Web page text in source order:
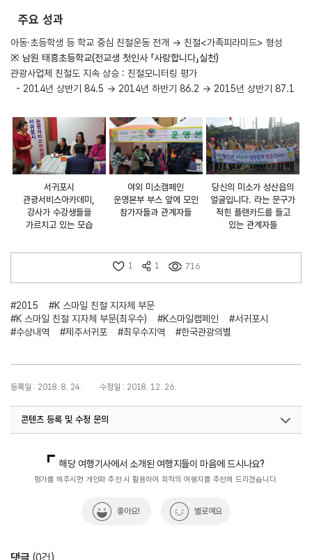
주요 성과
아동․초등학생 등 학교 중심 친절운동 전개 → 친절<가족피라미드> 형성
※ 남원 태흥초등학교(전교생 첫인사 「사랑합니다」실천)
관광사업체 친절도 지속 상승 : 친절모니터링 평가
- 2014년 상반기 84.5 → 2014년 하반기 86.2 → 2015년 상반기 87.1
서귀포시
관광서비스아카데미,
강사가 수강생들을
가르치고 있는 모습
야외 미소캠페인
운영본부 부스 앞에 모인
참가자들과 관계자들
당신의 미소가 성산읍의
얼굴입니다. 라는 문구가
적힌 플랜카드를 들고
있는 관계자들
1 1 716
#2015
#K 스마일 친절 지자체 부문
#K 스마일 친절 지자체 부문(최우수)
#K스마일캠페인
#서귀포시
#수상내역
#제주서귀포 #최우수지역 #한국관광의별
등록일 : 2018. 8. 24. 수정일 : 2018. 12. 26.
콘텐츠 등록 및 수정 문의
해당 여행기사에서 소개된 여행지들이 마음에 드시나요?
평가를 해주시면 개인화 추천 시 활용하여 최적의 여행지를 추천해 드리겠습니다.
좋아요! 별로예요